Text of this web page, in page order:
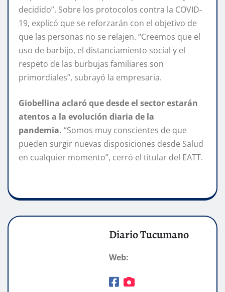
decidido”. Sobre los protocolos contra la COVID-
19, explicó que se reforzarán con el objetivo de
que las personas no se relajen. “Creemos que el
uso de barbijo, el distanciamiento social y el
respeto de las burbujas familiares son
primordiales”, subrayó la empresaria.
Giobellina aclaró que desde el sector estarán
atentos a la evolución diaria de la
pandemia. “Somos muy conscientes de que
pueden surgir nuevas disposiciones desde Salud
en cualquier momento”, cerró el titular del EATT.
Diario Tucumano
Web: